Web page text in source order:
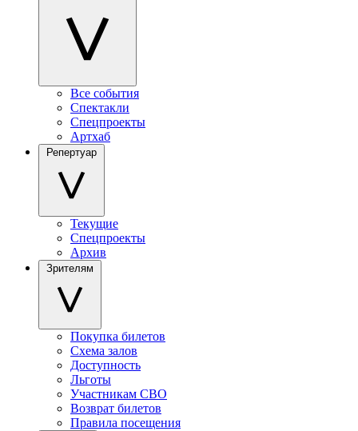
Все события
Спектакли
Спецпроекты
Артхаб
Репертуар
Текущие
Спецпроекты
Архив
Зрителям
Покупка билетов
Схема залов
Доступность
Льготы
Участникам СВО
Возврат билетов
Правила посещения